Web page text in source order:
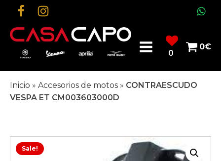
0
0€
Inicio » Accesorios de motos » CONTRAESCUDO
VESPA ET CM003603000D
Sale!